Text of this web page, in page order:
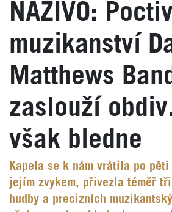
NAŽIVO:
muzikanství
Matthews Band
zaslouží
však bledne
Kapela se k nám vrátila po
jejím zvykem, přivezla téměř
hudby a precizních